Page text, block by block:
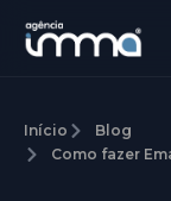
Início
Blog
Como fazer